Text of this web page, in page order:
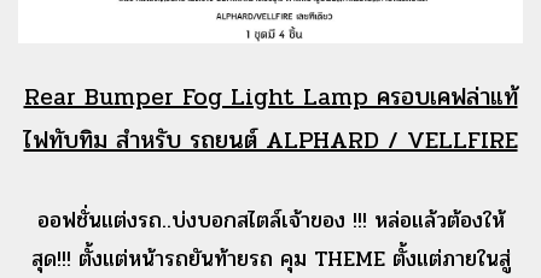
Rear Bumper Fog Light Lamp ครอบเคฟล่าแท้
ไฟทับทิม สำหรับ รถยนต์ ALPHARD / VELLFIRE
ออฟชั่นแต่งรถ..บ่งบอกสไตล์เจ้าของ !!! หล่อแล้วต้องให้
สุด!!! ตั้งแต่หน้ารถยันท้ายรถ คุม THEME ตั้งแต่ภายในสู่